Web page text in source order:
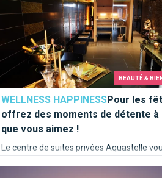
BEAUTÉ &
WELLNESS HAPPINESSPour les
offrez des moments de détente à
que vous aimez !
Le centre de suites privées Aquastelle
Pour les fêtes, offrez des moments
Pour la Saint-Valentin, offrez à votre